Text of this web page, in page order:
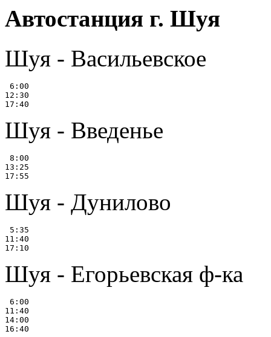
Автостанция г. Шуя
Шуя - Васильевское
6:00
12:30
Шуя - Введенье
8:00
13:25
Шуя - Дунилово
5:35
11:40
Шуя - Егорьевская ф-ка
6:00
11:40
14:00